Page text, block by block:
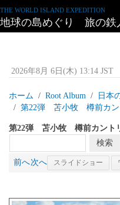
THE WORLD ISLAND EXPEDITION
地球の島めぐり 旅の
2026年8月 6日(木) 13:14 JST
ホーム Root Album
日本
第22弾 苫小牧 樽前カン
第22弾 苫小牧 樽前カント
前へ次へ スライドショー